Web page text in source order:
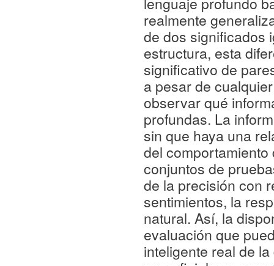
realmente
de dos significados
estructura, esta
significativo de
a pesar de
observar qué
profundas. La
sin que haya una
del
conjuntos de
de la precisión con
sentimientos, la
natural. Así, la
evaluación que
inteligente real de